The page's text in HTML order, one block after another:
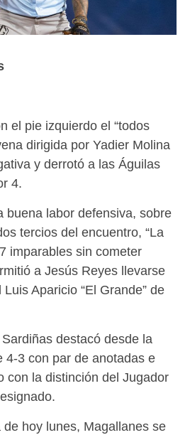
el pie izquierdo el “todos
dirigida por Yadier Molina
y derrotó a las Águilas
4.
buena labor defensiva, sobre
tercios del encuentro, “La
imparables sin cometer
a Jesús Reyes llevarse
Luis Aparicio “El Grande” de
destacó desde la
4-3 con par de anotadas e
con la distinción del Jugador
hoy lunes, Magallanes se